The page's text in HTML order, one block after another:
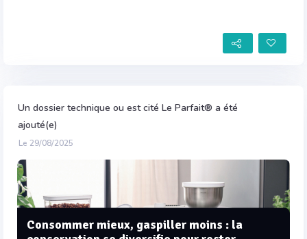
Un dossier technique ou est cité Le Parfait® a été
ajouté(e)
Le 29/08/2025
Consommer mieux, gaspiller moins : la